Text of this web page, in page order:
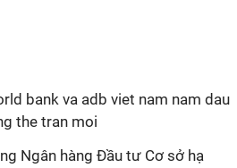
Ngân hàng Đầu tư Cơ sở hạ